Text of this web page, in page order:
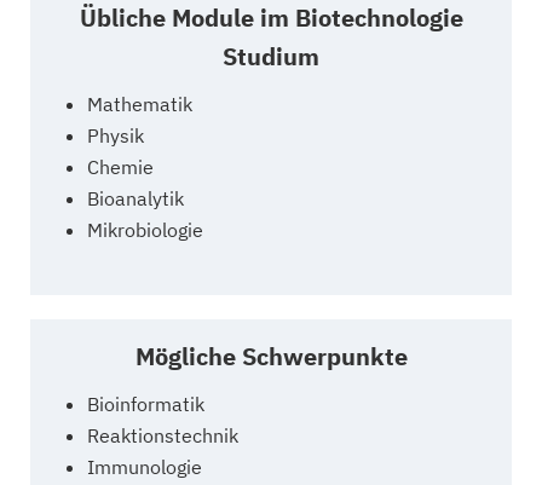
Übliche Module im Biotechnologie
Studium
Mathematik
Physik
Chemie
Bioanalytik
Mikrobiologie
Mögliche Schwerpunkte
Bioinformatik
Reaktionstechnik
Immunologie